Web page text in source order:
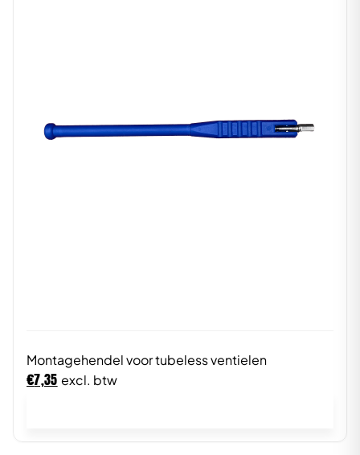
Montagehendel voor tubeless ventielen
€7,35 excl. btw